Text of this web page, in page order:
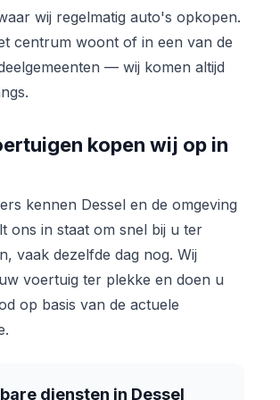
wij regelmatig auto's opkopen.
centrum woont of in een van de
— wij komen altijd
kopen wij op in
kennen Dessel en de omgeving
ons in staat om snel bij u ter
vaak dezelfde dag nog. Wij
voertuig ter plekke en doen u
op basis van de actuele
diensten in Dessel